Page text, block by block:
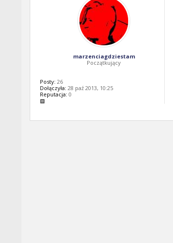
marzenciagdziestam
Początkujący
Posty: 26
Dołączyła: 28 paź 2013, 10:25
Reputacja: 0